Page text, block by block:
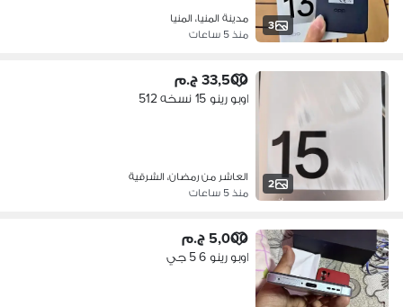
3
مدينة المنيا، المنيا
منذ 5 ساعات
2
33,500 ج.م
اوبو رينو 15 نسخه 512
العاشر من رمضان، الشرقية
منذ 5 ساعات
5,000 ج.م
اوبو رينو 6 5 جي